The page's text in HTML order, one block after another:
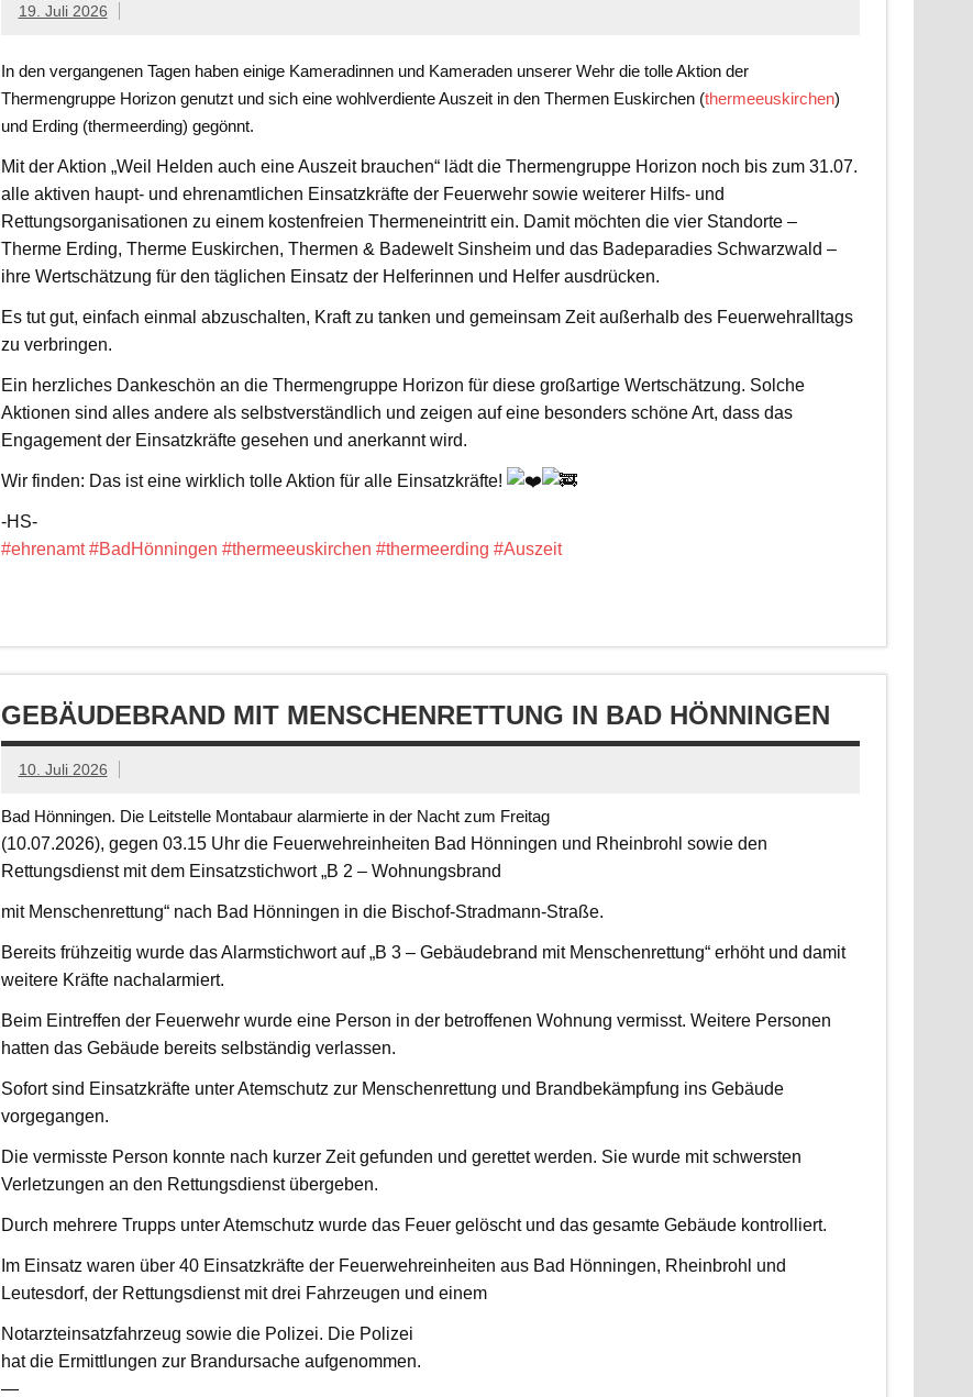
19. Juli 2026
In den vergangenen Tagen haben einige Kameradinnen und Kameraden unserer Wehr die tolle Aktion der
Thermengruppe Horizon genutzt und sich eine wohlverdiente Auszeit in den Thermen Euskirchen (thermeeuskirchen)
und Erding (thermeerding) gegönnt.
Mit der Aktion „Weil Helden auch eine Auszeit brauchen“ lädt die Thermengruppe Horizon noch bis zum 31.07.
alle aktiven haupt- und ehrenamtlichen Einsatzkräfte der Feuerwehr sowie weiterer Hilfs- und
Rettungsorganisationen zu einem kostenfreien Thermeneintritt ein. Damit möchten die vier Standorte –
Therme Erding, Therme Euskirchen, Thermen & Badewelt Sinsheim und das Badeparadies Schwarzwald –
ihre Wertschätzung für den täglichen Einsatz der Helferinnen und Helfer ausdrücken.
Es tut gut, einfach einmal abzuschalten, Kraft zu tanken und gemeinsam Zeit außerhalb des Feuerwehralltags
zu verbringen.
Ein herzliches Dankeschön an die Thermengruppe Horizon für diese großartige Wertschätzung. Solche
Aktionen sind alles andere als selbstverständlich und zeigen auf eine besonders schöne Art, dass das
Engagement der Einsatzkräfte gesehen und anerkannt wird.
Wir finden: Das ist eine wirklich tolle Aktion für alle Einsatzkräfte!
-HS-
#ehrenamt #BadHönningen #thermeeuskirchen #thermeerding #Auszeit
GEBÄUDEBRAND MIT MENSCHENRETTUNG IN BAD HÖNNINGEN
10. Juli 2026
Bad Hönningen. Die Leitstelle Montabaur alarmierte in der Nacht zum Freitag
(10.07.2026), gegen 03.15 Uhr die Feuerwehreinheiten Bad Hönningen und Rheinbrohl sowie den
Rettungsdienst mit dem Einsatzstichwort „B 2 – Wohnungsbrand
mit Menschenrettung“ nach Bad Hönningen in die Bischof-Stradmann-Straße.
Bereits frühzeitig wurde das Alarmstichwort auf „B 3 – Gebäudebrand mit Menschenrettung“ erhöht und damit
weitere Kräfte nachalarmiert.
Beim Eintreffen der Feuerwehr wurde eine Person in der betroffenen Wohnung vermisst. Weitere Personen
hatten das Gebäude bereits selbständig verlassen.
Sofort sind Einsatzkräfte unter Atemschutz zur Menschenrettung und Brandbekämpfung ins Gebäude
vorgegangen.
Die vermisste Person konnte nach kurzer Zeit gefunden und gerettet werden. Sie wurde mit schwersten
Verletzungen an den Rettungsdienst übergeben.
Durch mehrere Trupps unter Atemschutz wurde das Feuer gelöscht und das gesamte Gebäude kontrolliert.
Im Einsatz waren über 40 Einsatzkräfte der Feuerwehreinheiten aus Bad Hönningen, Rheinbrohl und
Leutesdorf, der Rettungsdienst mit drei Fahrzeugen und einem
Notarzteinsatzfahrzeug sowie die Polizei. Die Polizei
hat die Ermittlungen zur Brandursache aufgenommen.
—